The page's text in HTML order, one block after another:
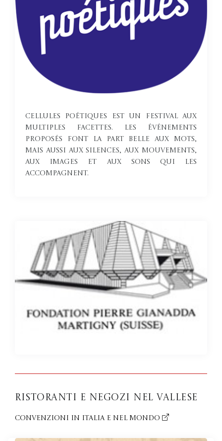
Cellules poétiques est un festival aux
multiples facettes. Les événements
proposés font la part belle aux mots,
mais aussi aux silences, aux mouvements,
aux images et aux sons qui les
accompagnent.
Ristoranti e negozi nel Vallese
Convenzioni in Italia e nel mondo